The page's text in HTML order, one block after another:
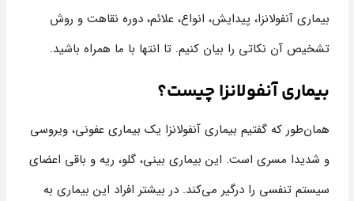
بیماری آنفولانزا، پیدایش، انواع، علائم، دوره نقاهت و روش
تشخیص آن نکاتی را بیان کنیم. تا انتها با ما همراه باشید.
بیماری آنفولانزا چیست؟
همان‌طور که گفتیم بیماری آنفولانزا یک بیماری عفونی، ویروسی
و شدیدا مسری است. این بیماری بینی، گلو، ریه و باقی اعضای
سیستم تنفسی را درگیر می‌کند. در بیشتر افراد این بیماری به